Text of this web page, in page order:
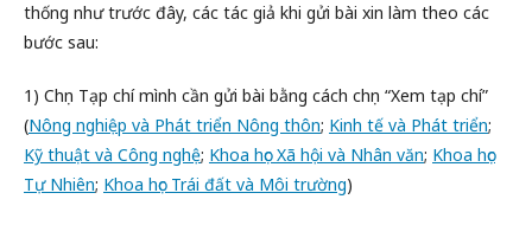
thống như trước đây, các tác giả khi gửi bài xin làm theo các
bước sau:
1) Chọn Tạp chí mình cần gửi bài bằng cách chọn “Xem tạp chí”
(Nông nghiệp và Phát triển Nông thôn; Kinh tế và Phát triển;
Kỹ thuật và Công nghệ; Khoa học Xã hội và Nhân văn; Khoa học
Tự Nhiên; Khoa học Trái đất và Môi trường)